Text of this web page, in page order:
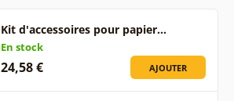
Kit d'accessoires pour papier…
En stock
24,58 € AJOUTER